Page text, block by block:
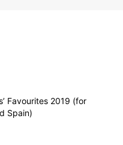
Favourites 2019 (for
Spain)